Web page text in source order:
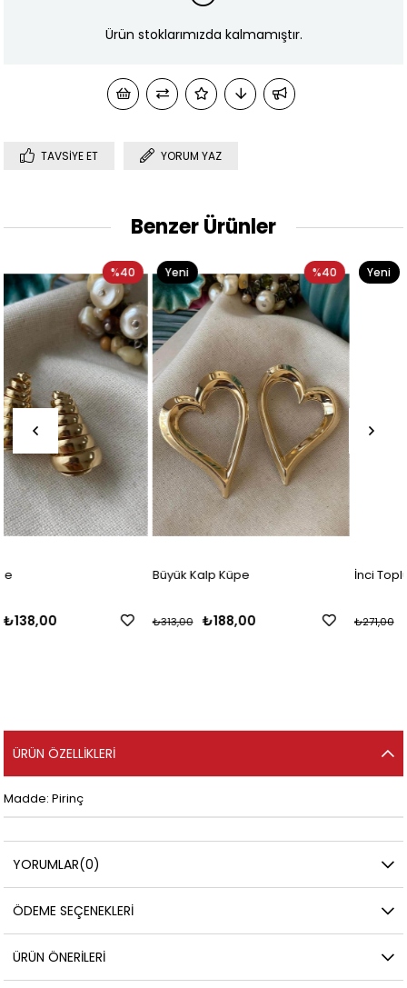
Ürün stoklarımızda kalmamıştır.
TAVSIYE ET YORUM YAZ
Benzer Ürünler
₺188,00
₺313,00
%40
Yeni
Ürün
İnci Toplu Yıldız Küpe
₺271,00
%40
Yeni
Ürün
ÜRÜN ÖZELLIKLERI
Madde: Pirinç
YORUMLAR(0)
ÖDEME SEÇENEKLERI
ÜRÜN ÖNERILERI